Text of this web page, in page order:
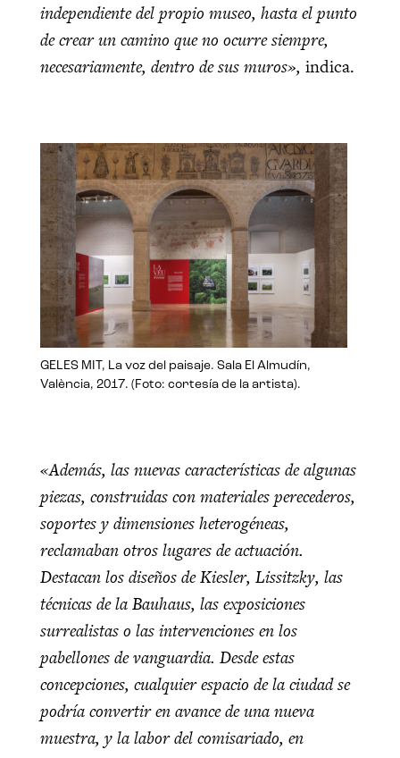
independiente del propio museo, hasta el punto
de crear un camino que no ocurre siempre,
necesariamente, dentro de sus muros», indica.
GELES MIT, La voz del paisaje. Sala El Almudín,
València, 2017. (Foto: cortesía de la artista).
«Además, las nuevas características de algunas
piezas, construidas con materiales perecederos,
soportes y dimensiones heterogéneas,
reclamaban otros lugares de actuación.
Destacan los diseños de Kiesler, Lissitzky, las
técnicas de la Bauhaus, las exposiciones
surrealistas o las intervenciones en los
pabellones de vanguardia. Desde estas
concepciones, cualquier espacio de la ciudad se
podría convertir en avance de una nueva
muestra, y la labor del comisariado, en